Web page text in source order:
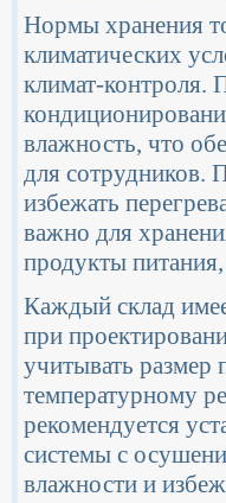
Нормы хранения
климатических
климат-контроля.
влажность, что
для сотрудников.
избежать
важно для
продукты
Каждый склад
при
учитывать
температурному
рекомендуется
системы с
влажности и